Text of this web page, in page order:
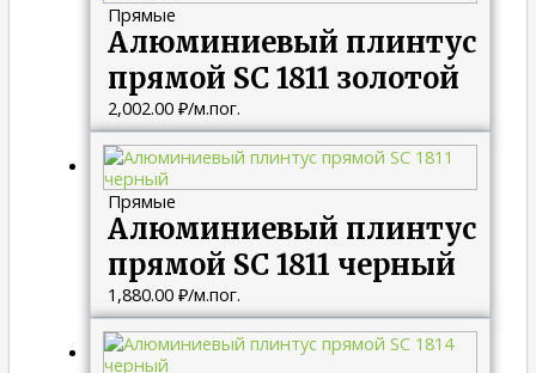
Прямые
Алюминиевый плинтус
прямой SC 1811 золотой
2,002.00 ₽/м.пог.
Прямые
Алюминиевый плинтус
прямой SC 1811 черный
1,880.00 ₽/м.пог.